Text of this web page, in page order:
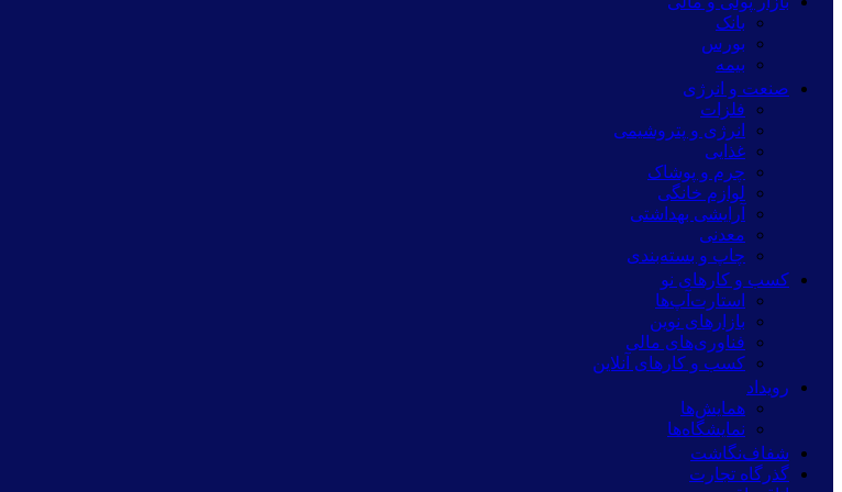
بانک
بورس
بیمه
صنعت و انرژی
فلزات
انرژی و پتروشیمی
غذایی
چرم و پوشاک
لوازم خانگی
آرایشی بهداشتی
معدنی
چاپ و بسته‌بندی
کسب و کارهای نو
استارت‌آپ‌ها
بازارهای نوین
فناوری‌های مالی
کسب و کارهای آنلاین
رویداد
همایش‌ها
نمایشگاه‌ها
شفاف‌نگاشت
گذرگاه تجارت